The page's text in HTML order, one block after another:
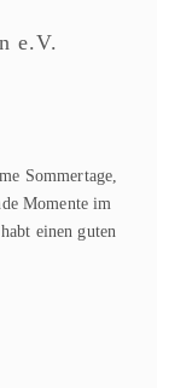
e.V.
Sommertage,
Momente im
einen guten